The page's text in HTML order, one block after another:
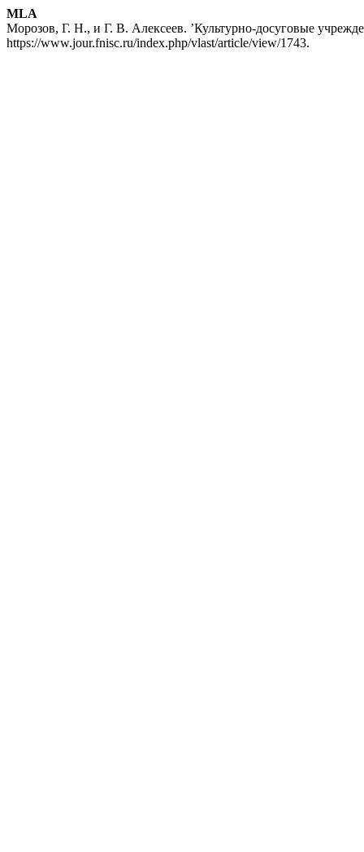
MLA
Морозов, Г. Н., и Г. В. Алексеев. ’Культурно-досуговые
https://www.jour.fnisc.ru/index.php/vlast/article/view/1743.